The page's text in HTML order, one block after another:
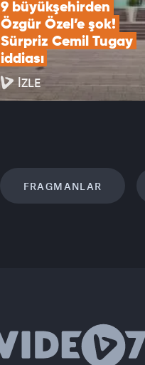
9 büyükşehirden
Özgür Özel’e şok!
Sürpriz Cemil Tugay
iddiası
İZLE
FRAGMANLAR